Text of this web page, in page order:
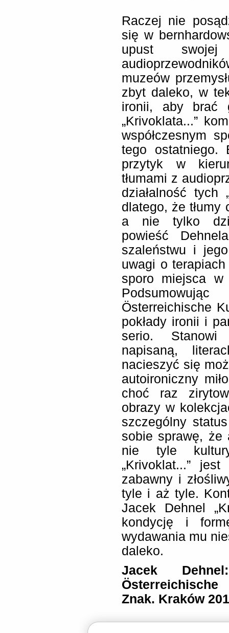
Raczej nie
się w
upust
muzeów
zbyt daleko, w
ironii, aby brać
„Krivoklata...”
współczesnym
tego ostatniego.
przytyk w
tłumami z
działalność tych
dlatego, że
a nie tylko
powieść
szaleństwu i
uwagi o
sporo miejsca w
Österreichische
pokłady ironii i
serio. Stanowi
napisaną,
nacieszyć się
autoironiczny
choć raz
obrazy w
szczególny
sobie sprawę, że
nie tyle
„Krivoklat...”
zabawny i
tyle i aż tyle.
Jacek Dehnel
kondycję i
wydawania mu
daleko.
Jacek
Znak. Kraków